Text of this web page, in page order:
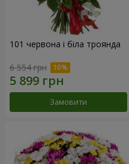
101 червона і біла троянда
6 554 грн
Замовити